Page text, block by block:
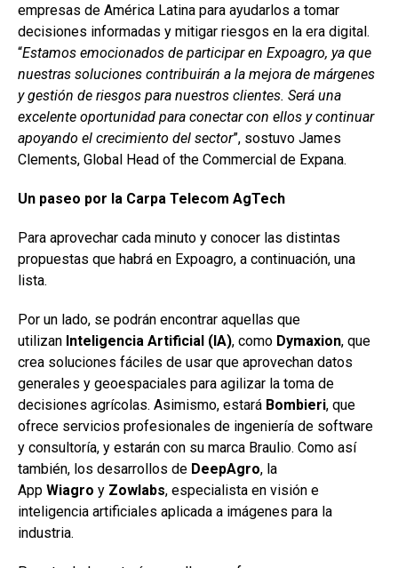
empresas de América Latina para ayudarlos a tomar
decisiones informadas y mitigar riesgos en la era digital.
“Estamos emocionados de participar en Expoagro, ya que
nuestras soluciones contribuirán a la mejora de márgenes
y gestión de riesgos para nuestros clientes. Será una
excelente oportunidad para conectar con ellos y continuar
apoyando el crecimiento del sector”, sostuvo James
Clements, Global Head of the Commercial de Expana.
Un paseo por la Carpa Telecom AgTech
Para aprovechar cada minuto y conocer las distintas
propuestas que habrá en Expoagro, a continuación, una
lista.
Por un lado, se podrán encontrar aquellas que
utilizan Inteligencia Artificial (IA), como Dymaxion, que
crea soluciones fáciles de usar que aprovechan datos
generales y geoespaciales para agilizar la toma de
decisiones agrícolas. Asimismo, estará Bombieri, que
ofrece servicios profesionales de ingeniería de software
y consultoría, y estarán con su marca Braulio. Como así
también, los desarrollos de DeepAgro, la
App Wiagro y Zowlabs, especialista en visión e
inteligencia artificiales aplicada a imágenes para la
industria.